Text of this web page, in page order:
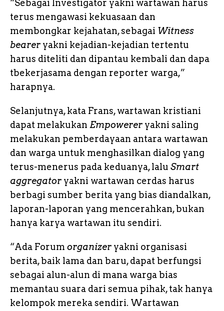
“Sebagai Investigator yakni wartawan harus
terus mengawasi kekuasaan dan
membongkar kejahatan, sebagai Witness
bearer yakni kejadian-kejadian tertentu
harus diteliti dan dipantau kembali dan dapa
tbekerjasama dengan reporter warga,”
harapnya.
Selanjutnya, kata Frans, wartawan kristiani
dapat melakukan Empowerer yakni saling
melakukan pemberdayaan antara wartawan
dan warga untuk menghasilkan dialog yang
terus-menerus pada keduanya, lalu Smart
aggregator yakni wartawan cerdas harus
berbagi sumber berita yang bias diandalkan,
laporan-laporan yang mencerahkan, bukan
hanya karya wartawan itu sendiri.
“Ada Forum organizer yakni organisasi
berita, baik lama dan baru, dapat berfungsi
sebagai alun-alun di mana warga bias
memantau suara dari semua pihak, tak hanya
kelompok mereka sendiri. Wartawan